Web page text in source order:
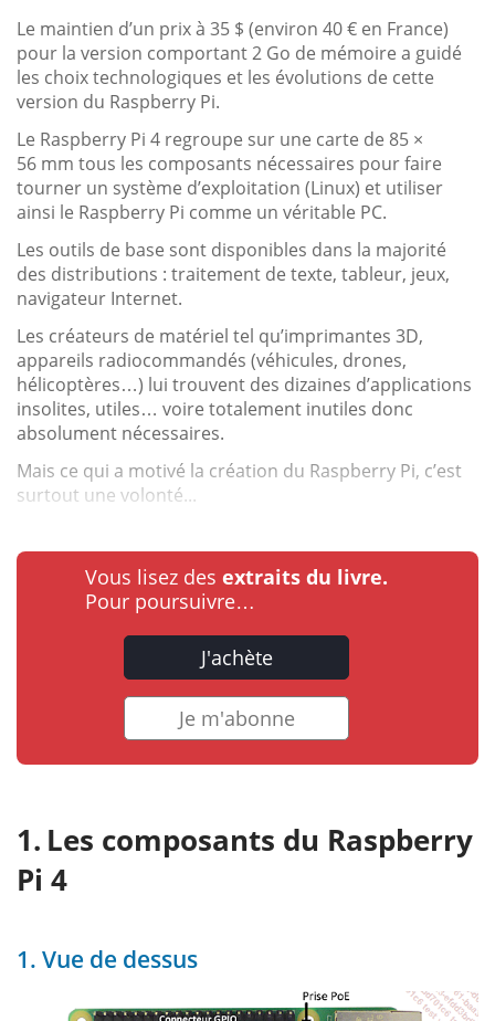
Le maintien d’un prix à 35 $ (environ 40 € en France)
pour la version comportant 2 Go de mémoire a guidé
les choix technologiques et les évolutions de cette
version du Raspberry Pi.
Le Raspberry Pi 4 regroupe sur une carte de 85 ×
56 mm tous les composants nécessaires pour faire
tourner un système d’exploitation (Linux) et utiliser
ainsi le Raspberry Pi comme un véritable PC.
Les outils de base sont disponibles dans la majorité
des distributions : traitement de texte, tableur, jeux,
navigateur Internet.
Les créateurs de matériel tel qu’imprimantes 3D,
appareils radiocommandés (véhicules, drones,
hélicoptères…) lui trouvent des dizaines d’applications
insolites, utiles… voire totalement inutiles donc
absolument nécessaires.
Mais ce qui a motivé la création du Raspberry Pi, c’est
surtout une volonté...
Vous lisez des extraits du livre.
Pour poursuivre…
J'achète
Je m'abonne
Les composants du Raspberry
Pi 4
1. Vue de dessus